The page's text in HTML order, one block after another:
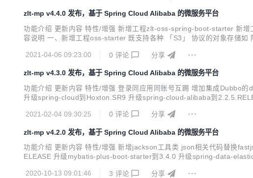
zlt-mp v4.4.0 发布，基于 Spring Cloud Alibaba 的微服务平台
功能介绍 更新内容 特性/增强 新增工程zlt-oss-spring-boot-starter 新
容说明 一、新增工程oss-starter 既支持各种 「S3」 协议的对象
2021-04-06 09:23:00
0 评论 分享
zlt-mp v4.3.0 发布，基于 Spring Cloud Alibaba 的微服务平台
功能介绍 更新内容 特性/增强 登录同应用同账号互踢 增加集成Dubbo
升级spring-cloud到Hoxton.SR9 升级spring-cloud-alibaba到
2021-02-04 09:30:25
0 评论 分享
zlt-mp v4.2.0 发布，基于 Spring Cloud Alibaba 的微服务平台
功能介绍 更新内容 特性/增强 新增jackson工具类 json相关代码替换
ELEASE 升级mybatis-plus-boot-starter到3.4.0 升级spring-data-
2020-10-13 09:01:46
3 评论 分享